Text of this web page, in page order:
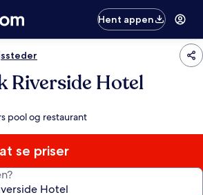
Hent appen
Riverside Hotel
pool og restaurant
se priser